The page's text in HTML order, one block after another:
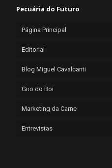
Pecuária do Futuro
Página Principal
Editorial
Blog Miguel Cavalcanti
Giro do Boi
Marketing da Carne
Entrevistas